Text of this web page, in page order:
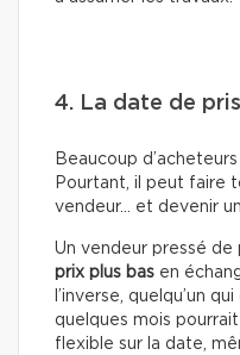
4. La date de
Beaucoup
Pourtant, il peut faire
vendeur… et devenir
Un vendeur pressé de
prix plus bas en
l’inverse, quelqu’un
quelques mois
flexible sur la date,